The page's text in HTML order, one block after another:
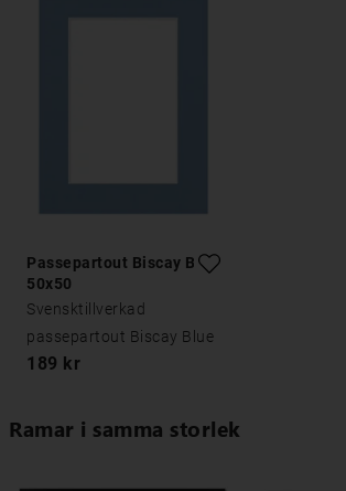
Passepartout Biscay Blue
50x50
Svensktillverkad
passepartout Biscay Blue
189 kr
Ramar i samma storlek